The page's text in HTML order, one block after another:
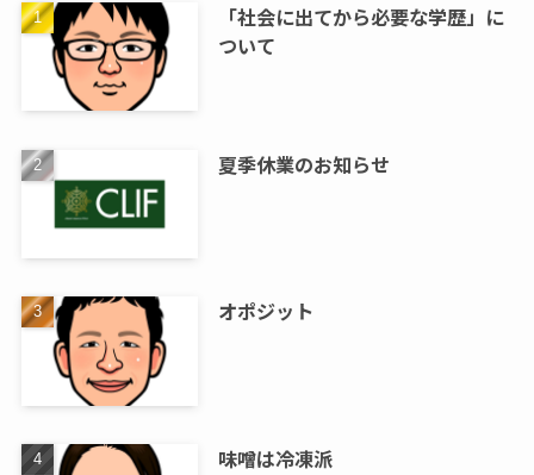
「社会に出てから必要な学歴」に
ついて
夏季休業のお知らせ
オポジット
味噌は冷凍派